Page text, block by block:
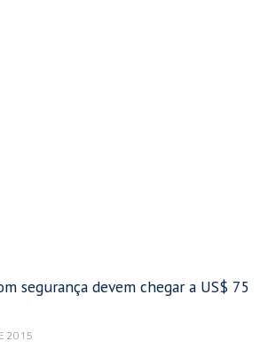
segurança devem chegar a US$ 75
2015